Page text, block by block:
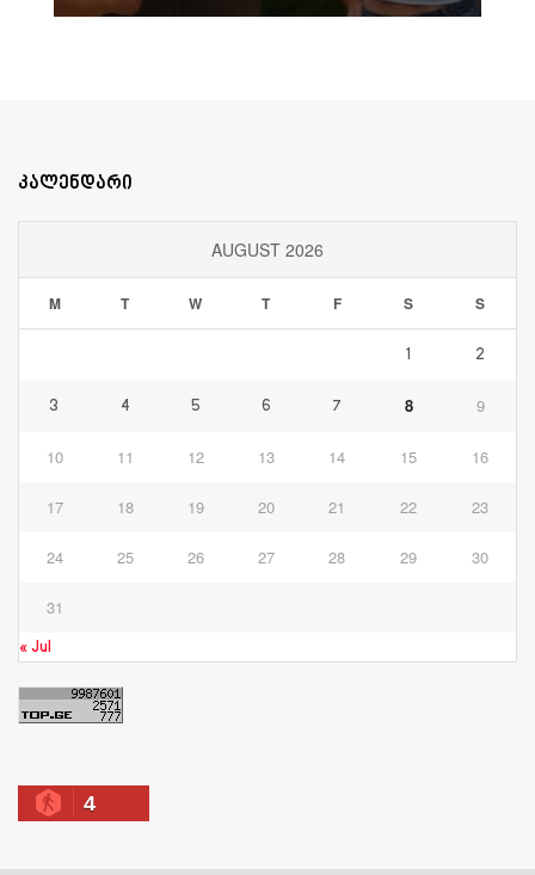
კალენდარი
AUGUST 2026
M T W T F S S
1 2
3 4 5 6 7 8 9
10 11 12 13 14 15 16
17 18 19 20 21 22 23
24 25 26 27 28 29 30
31
« Jul
4